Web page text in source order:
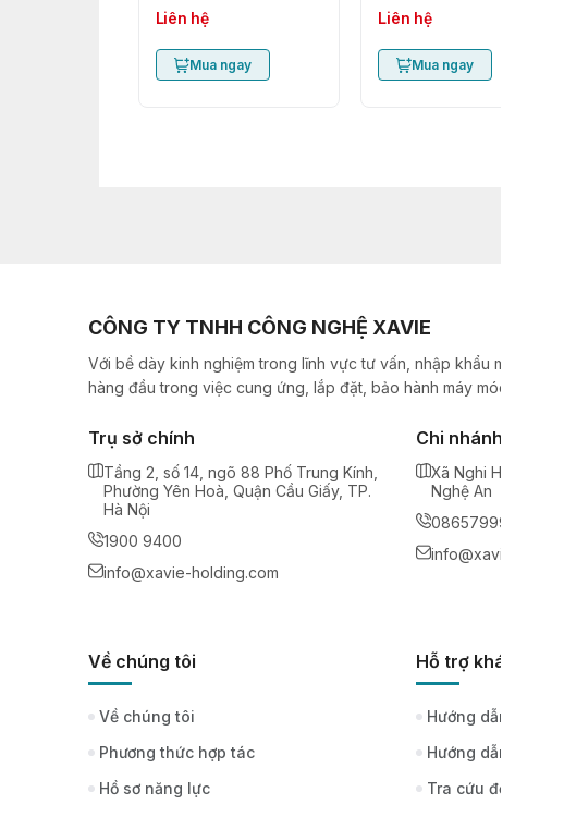
Liên hệ
Mua ngay
Liên hệ
Mua ngay
CÔNG TY TNHH CÔNG NGHỆ XAVIE
Với bề dày kinh nghiệm trong lĩnh vực tư vấn, nhập khẩu máy
hàng đầu trong việc cung ứng, lắp đặt, bảo hành máy móc hàng
Trụ sở chính
Tầng 2, số 14, ngõ 88 Phố Trung Kính,
Phường Yên Hoà, Quận Cầu Giấy, TP.
Hà Nội
1900 9400
info@xavie-holding.com
Chi nhánh Nghệ
Xã Nghi Hoa,
Nghệ An
0865799938
info@xavie-
Về chúng tôi
Về chúng tôi
Phương thức hợp tác
Hồ sơ năng lực
Hỗ trợ khách hàng
Hướng dẫn đặt
Hướng dẫn thanh
Tra cứu đơn hàng